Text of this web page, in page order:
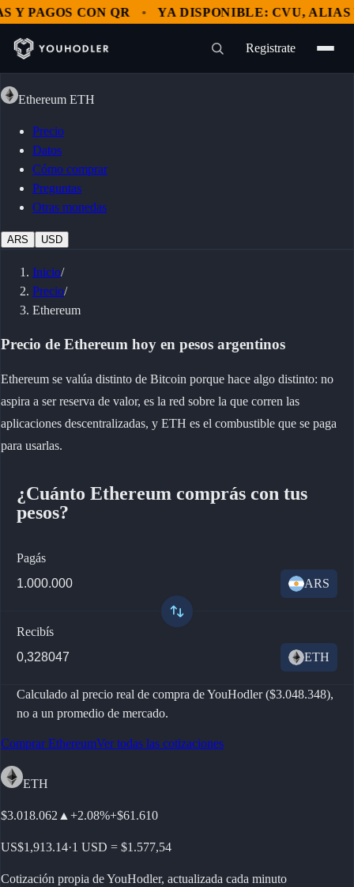
CON QR YA DISPONIBLE: CVU, ALIAS Y
Registrate
Ethereum ETH
Precio
Datos
Cómo comprar
Preguntas
Otras monedas
ARS USD
Inicio/
Precio/
Ethereum
Precio de Ethereum hoy en pesos argentinos
Ethereum se valúa distinto de Bitcoin porque hace algo distinto: no
aspira a ser reserva de valor, es la red sobre la que corren las
aplicaciones descentralizadas, y ETH es el combustible que se paga
para usarlas.
¿Cuánto Ethereum comprás con tus
pesos?
Pagás
ARS
Recibís
ETH
Calculado al precio real de compra de YouHodler ($3.048.348),
no a un promedio de mercado.
Comprar EthereumVer todas las cotizaciones
ETH
$3.018.062 ▲ +2.08%+$61.610
US$1,913.14·1 USD = $1.577,54
Cotización propia de YouHodler, actualizada cada minuto